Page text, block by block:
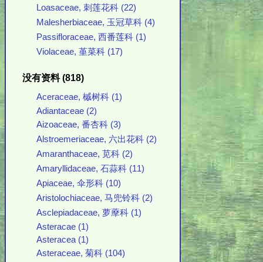
Loasaceae, 刺莲花科 (22)
Malesherbiaceae, 玉冠草科 (4)
Passifloraceae, 西番莲科 (1)
Violaceae, 堇菜科 (17)
没有资料 (818)
Aceraceae, 槭树科 (1)
Adiantaceae (2)
Aizoaceae, 番杏科 (3)
Alstroemeriaceae, 六出花科 (2)
Amaranthaceae, 苋科 (2)
Amaryllidaceae, 石蒜科 (11)
Apiaceae, 伞形科 (10)
Aristolochiaceae, 马兜铃科 (2)
Asclepiadaceae, 萝藦科 (1)
Asteracae (1)
Asteracea (1)
Asteraceae, 菊科 (104)